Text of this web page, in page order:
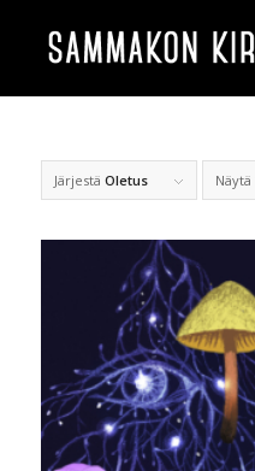
Järjestä Oletus Näytä